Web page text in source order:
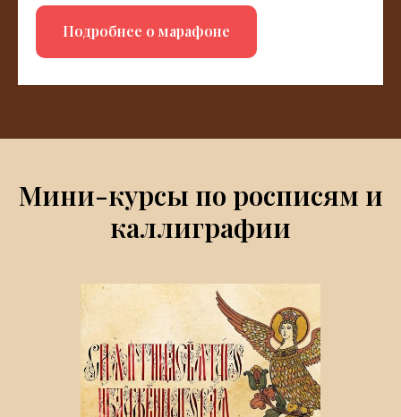
Подробнее о марафоне
Мини-курсы по росписям и
каллиграфии